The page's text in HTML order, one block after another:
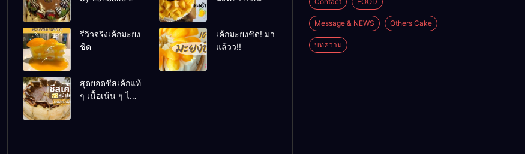
รีวิวจริงเค้กมะยง
ชิด
เค้กมะยงชิด! มา
แล้วว!!
สุดยอดชีสเค้กแท้
ๆ เนื้อเน้น ๆ ไม่
Message & NEWS Others Cake
บทความ